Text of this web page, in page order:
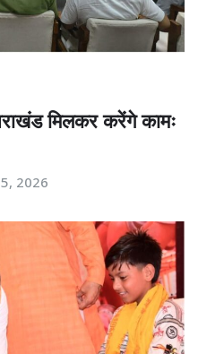
मिलकर करेंगे कामः
2026